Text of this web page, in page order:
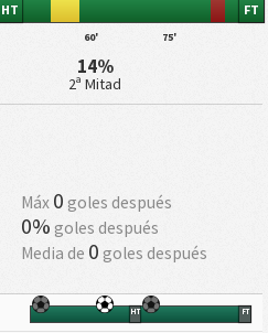
HT
60' 75'
FT
14%
2ª Mitad
Máx 0 goles después
0% goles después
Media de 0 goles después
HT FT